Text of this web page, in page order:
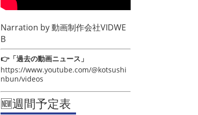
Narration by動画制作会社VIDWE
B
👉「過去の動画ニュース」
https://www.youtube.com/@kotsushi
nbun/videos
🆕週間予定表